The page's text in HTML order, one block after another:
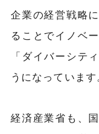
企業の経営戦略
ることでイノベ
「ダイバーシテ
うになっています
経済産業省も、